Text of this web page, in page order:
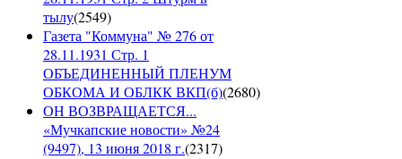
тылу(2549)
Газета "Коммуна" № 276 от
28.11.1931 Стр. 1
ОБЪЕДИНЕННЫЙ ПЛЕНУМ
ОБКОМА И ОБЛКК ВКП(б)(2680)
ОН ВОЗВРАЩАЕТСЯ...
«Мучкапские новости» №24
(9497), 13 июня 2018 г.(2317)